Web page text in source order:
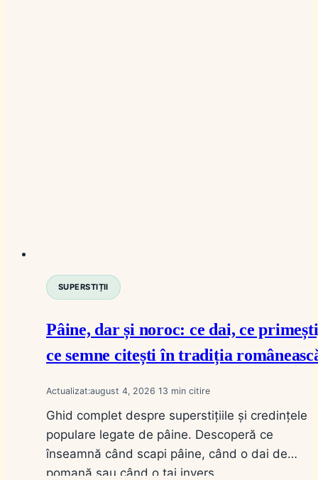
SUPERSTIȚII
Pâine, dar și noroc: ce dai, ce
ce semne citești în tradiția
Actualizat:august 4, 2026 13
Ghid complet despre superstițiile și credințele
populare legate de pâine. Descoperă ce
înseamnă când scapi pâine, când o dai de
pomană sau când o tai invers.